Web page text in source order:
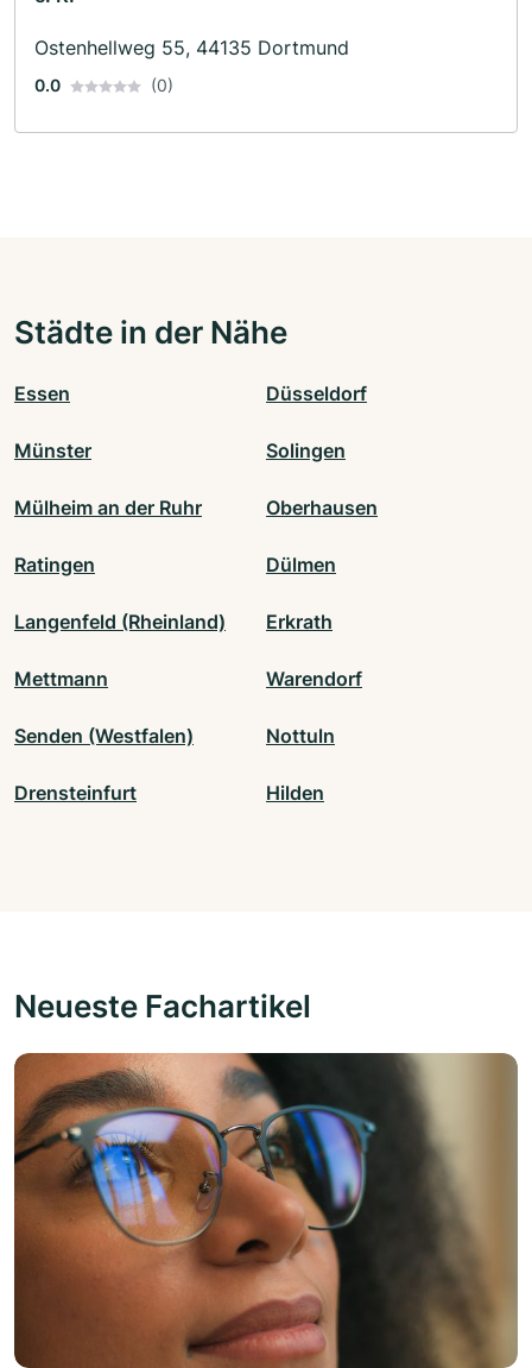
Ostenhellweg 55, 44135 Dortmund
0.0 (0)
Städte in der Nähe
Essen Düsseldorf
Münster Solingen
Mülheim an der Ruhr Oberhausen
Ratingen Dülmen
Langenfeld (Rheinland) Erkrath
Mettmann Warendorf
Senden (Westfalen) Nottuln
Drensteinfurt Hilden
Neueste Fachartikel